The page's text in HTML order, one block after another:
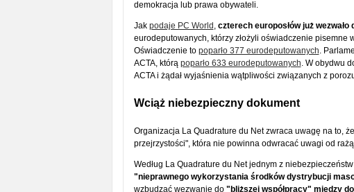
demokracja lub prawa obywateli.
Jak podaje PC World , czterech europosłów już
eurodeputowanych, którzy złożyli oświadczenie pisemne
Oświadczenie to poparło 377 eurodeputowanych.
ACTA, którą poparło 633 eurodeputowanych. W obydwu
ACTA i żądał wyjaśnienia wątpliwości związanych z
Wciąż niebezpieczny dokument
Organizacja La Quadrature du Net zwraca uwagę na to,
przejrzystości", która nie powinna odwracać uwagi od
Według La Quadrature du Net jednym z
"nieprawnego wykorzystania środków dystrybucji
wzbudzać wezwanie do "bliższej współpracy" między